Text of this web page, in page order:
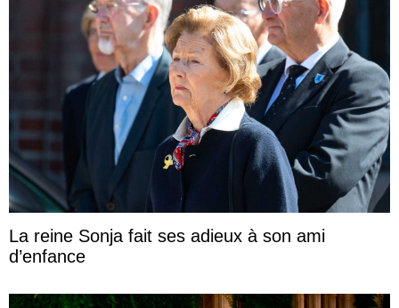
La reine Sonja fait ses adieux à son ami
d’enfance